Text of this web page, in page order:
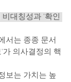
대칭성과 '확인
서는 종종 문서
의사결정의 핵
보는 가치는 높